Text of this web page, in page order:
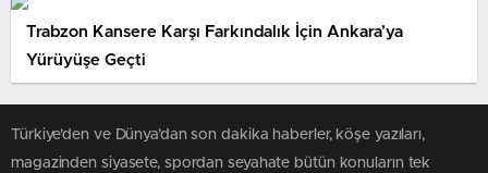
Trabzon Kansere Karşı Farkındalık İçin Ankara’ya
Yürüyüşe Geçti
Türkiye'den ve Dünya’dan son dakika haberler, köşe yazıları,
magazinden siyasete, spordan seyahate bütün konuların tek